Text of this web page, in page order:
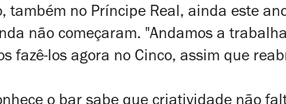
também no Príncipe Real, ainda este
não começaram. "Andamos a
fazê-los agora no Cinco, assim que